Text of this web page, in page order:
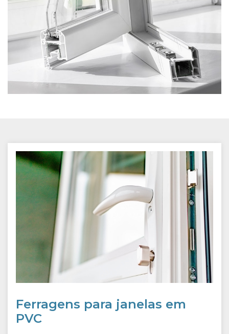
Ferragens para janelas em
PVC